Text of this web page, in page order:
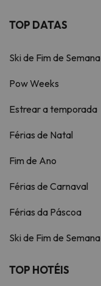
TOP DATAS
Ski de Fim de Semana
Pow Weeks
Estrear a temporada
Férias de Natal
Fim de Ano
Férias de Carnaval
Férias da Páscoa
Ski de Fim de Semana
TOP HOTÉIS